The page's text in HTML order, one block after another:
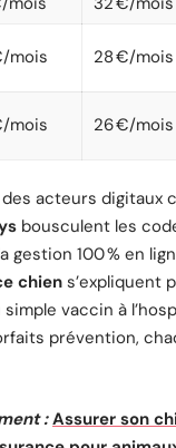
mois 28 €/mois
mois 26 €/mois
des acteurs digitaux
bousculent les
gestion 100 % en
chien s’expliquent
vaccin à
prévention,
: Assurer son